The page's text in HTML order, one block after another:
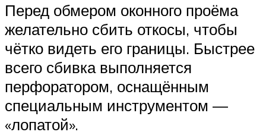
Перед обмером оконного проёма
желательно сбить откосы, чтобы
чётко видеть его границы. Быстрее
всего сбивка выполняется
перфоратором, оснащённым
специальным инструментом —
«лопатой».